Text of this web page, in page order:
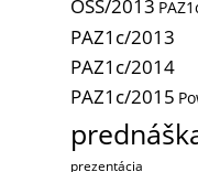
OSS/2013
PAZ1c/2013
PAZ1c/2014
PAZ1c/2015
prezentácia